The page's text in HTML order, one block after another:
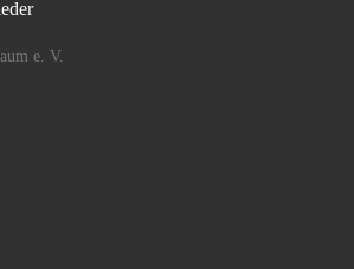
e. V.